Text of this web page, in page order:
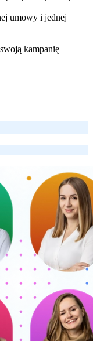
umowy i jednej
kampanię